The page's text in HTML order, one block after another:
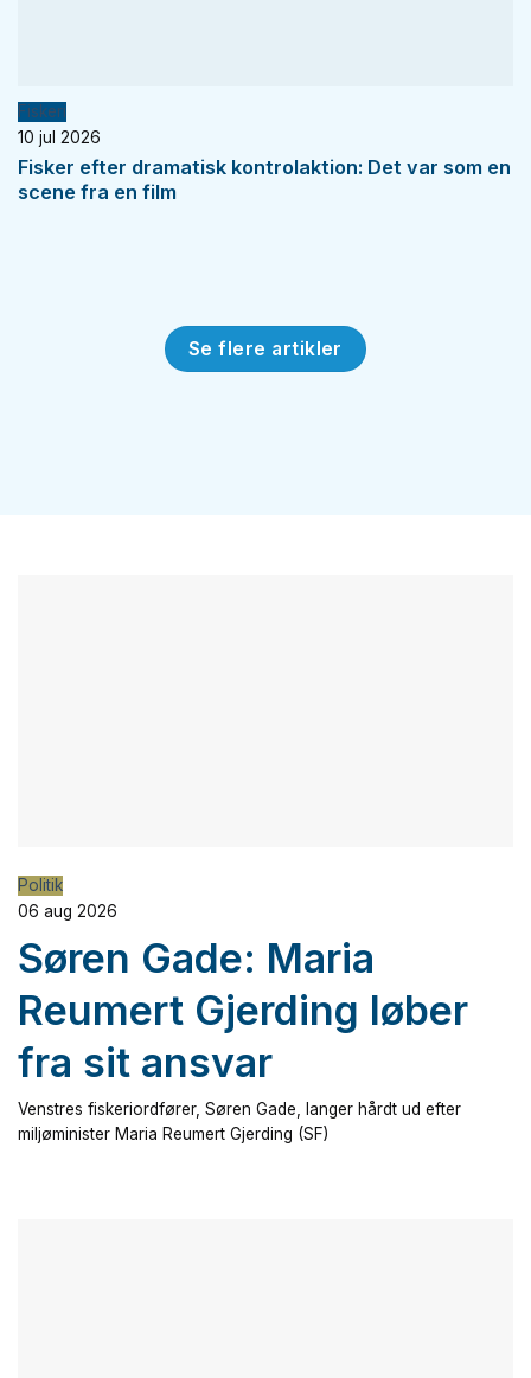
Fiskeri
10 jul 2026
Fisker efter dramatisk kontrolaktion: Det var som en
scene fra en film
Se flere artikler
Politik
06 aug 2026
Søren Gade: Maria
Reumert Gjerding løber
fra sit ansvar
Venstres fiskeriordfører, Søren Gade, langer hårdt ud efter
miljøminister Maria Reumert Gjerding (SF)